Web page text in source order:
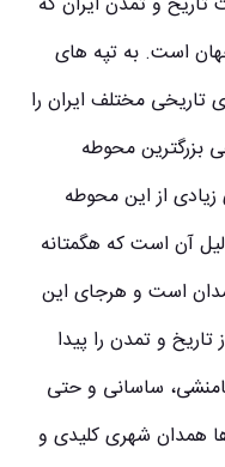
است. به تپه های
تاریخی مختلف ایران را
بزرگترین محوطه
از این محوطه
آن است که هگمتانه
است و هرجای این
و تمدن را پیدا
ساسانی و حتی
همدان شهری کلیدی و